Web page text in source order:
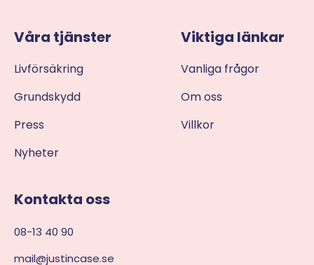
Våra tjänster Viktiga länkar
Livförsäkring
Vanliga frågor
Grundskydd
Om oss
Press
Villkor
Nyheter
Kontakta oss
08-13 40 90
mail@justincase.se